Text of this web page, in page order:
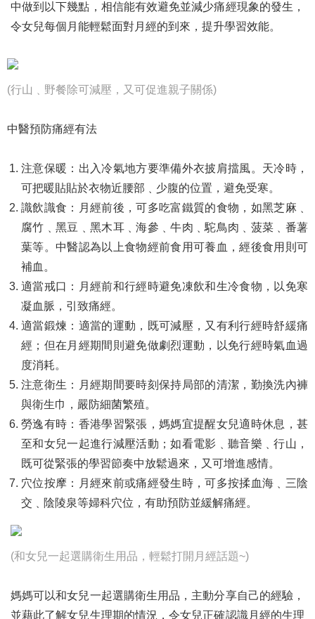
中做到以下幾點，相信能有效避免並減少痛經現象的發生，
令女兒每個月能輕鬆面對月經的到來，提升學習效能。
(行山﹑野餐除可減壓，又可促進親子關係)
中醫預防痛經有法
注意保暖：出入冷氣地方要準備外衣披肩擋風。天冷時，
可把暖貼貼於衣物近腰部﹑少腹的位置，避免受寒。
識飲識食：月經前後，可多吃富鐵質的食物，如黑芝麻﹑
腐竹﹑黑豆﹑黑木耳﹑海參﹑牛肉﹑駝鳥肉﹑菠菜﹑番薯
葉等。中醫認為以上食物經前食用可養血，經後食用則可
補血。
適當戒口：月經前和行經時避免凍飲和生冷食物，以免寒
凝血脈，引致痛經。
適當鍛煉：適當的運動，既可減壓，又有利行經時舒緩痛
經；但在月經期間則避免做劇烈運動，以免行經時氣血過
度消耗。
注意衛生：月經期間要時刻保持局部的清潔，勤換洗內褲
與衛生巾，嚴防細菌繁殖。
勞逸有時：香港學習緊張，媽媽宜提醒女兒適時休息，甚
至和女兒一起進行減壓活動；如看電影﹑聽音樂﹑行山，
既可從緊張的學習節奏中放鬆過來，又可增進感情。
穴位按摩：月經來前或痛經發生時，可多按揉血海﹑三陰
交﹑陰陵泉等婦科穴位，有助預防並緩解痛經。
(和女兒一起選購衛生用品，輕鬆打開月經話題~)
媽媽可以和女兒一起選購衛生用品，主動分享自己的經驗，
並藉此了解女兒生理期的情況，令女兒正確認識月經的生理